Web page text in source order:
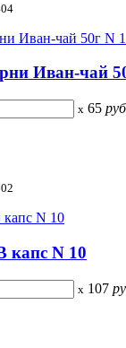
Иван-чай
x 65 руб
капс N 10
x 107